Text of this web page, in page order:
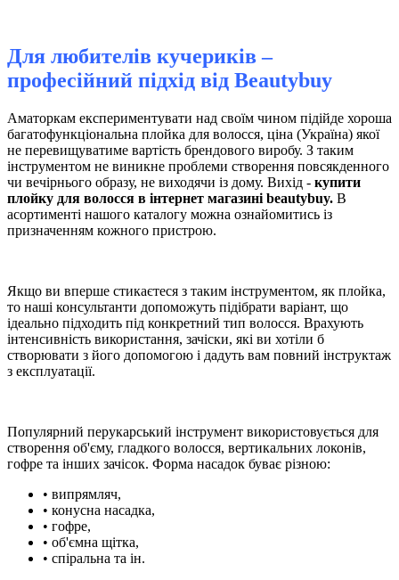
Для любителів кучериків –
професійний підхід від Вeautybuy
Аматоркам експериментувати над своїм чином підійде хороша
багатофункціональна плойка для волосся, ціна (Україна) якої
не перевищуватиме вартість брендового виробу. З таким
інструментом не виникне проблеми створення повсякденного
чи вечірнього образу, не виходячи із дому. Вихід - купити
плойку для волосся в інтернет магазині beautybuy. В
асортименті нашого каталогу можна ознайомитись із
призначенням кожного пристрою.
Якщо ви вперше стикаєтеся з таким інструментом, як плойка,
то наші консультанти допоможуть підібрати варіант, що
ідеально підходить під конкретний тип волосся. Врахують
інтенсивність використання, зачіски, які ви хотіли б
створювати з його допомогою і дадуть вам повний інструктаж
з експлуатації.
Популярний перукарський інструмент використовується для
створення об'єму, гладкого волосся, вертикальних локонів,
гофре та інших зачісок. Форма насадок буває різною:
• випрямляч,
• конусна насадка,
• гофре,
• об'ємна щітка,
• спіральна та ін.